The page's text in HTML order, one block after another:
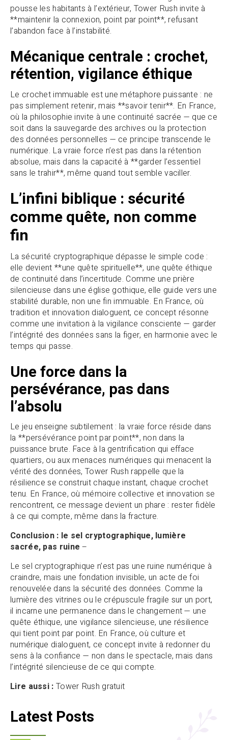
pousse les habitants à l’extérieur, Tower Rush invite à
**maintenir la connexion, point par point**, refusant
l’abandon face à l’instabilité.
Mécanique centrale : crochet,
rétention, vigilance éthique
Le crochet immuable est une métaphore puissante : ne
pas simplement retenir, mais **savoir tenir**. En France,
où la philosophie invite à une continuité sacrée — que ce
soit dans la sauvegarde des archives ou la protection
des données personnelles — ce principe transcende le
numérique. La vraie force n’est pas dans la rétention
absolue, mais dans la capacité à **garder l’essentiel
sans le trahir**, même quand tout semble vaciller.
L’infini biblique : sécurité
comme quête, non comme
fin
La sécurité cryptographique dépasse le simple code :
elle devient **une quête spirituelle**, une quête éthique
de continuité dans l’incertitude. Comme une prière
silencieuse dans une église gothique, elle guide vers une
stabilité durable, non une fin immuable. En France, où
tradition et innovation dialoguent, ce concept résonne
comme une invitation à la vigilance consciente — garder
l’intégrité des données sans la figer, en harmonie avec le
temps qui passe.
Une force dans la
persévérance, pas dans
l’absolu
Le jeu enseigne subtilement : la vraie force réside dans
la **persévérance point par point**, non dans la
puissance brute. Face à la gentrification qui efface
quartiers, ou aux menaces numériques qui menacent la
vérité des données, Tower Rush rappelle que la
résilience se construit chaque instant, chaque crochet
tenu. En France, où mémoire collective et innovation se
rencontrent, ce message devient un phare : rester fidèle
à ce qui compte, même dans la fracture.
Conclusion : le sel cryptographique, lumière
sacrée, pas ruine –
Le sel cryptographique n’est pas une ruine numérique à
craindre, mais une fondation invisible, un acte de foi
renouvelée dans la sécurité des données. Comme la
lumière des vitrines ou le crépuscule fragile sur un port,
il incarne une permanence dans le changement — une
quête éthique, une vigilance silencieuse, une résilience
qui tient point par point. En France, où culture et
numérique dialoguent, ce concept invite à redonner du
sens à la confiance — non dans le spectacle, mais dans
l’intégrité silencieuse de ce qui compte.
Lire aussi : Tower Rush gratuit
Latest Posts